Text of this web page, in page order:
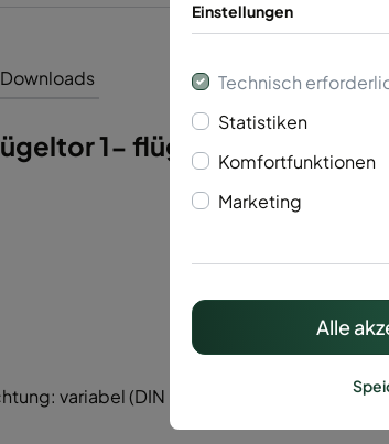
Downloads
1- flügelig Vario 60"
variabel (DIN li/re.)
Einstellungen
Technisch
Statistiken
Komfortfunktionen
Marketing
Alle